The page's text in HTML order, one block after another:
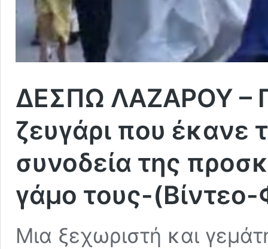
ΔΕΣΠΩ ΛΑΖΑΡΟΥ –
ζευγάρι που έκανε
συνοδεία της
γάμο τους-
Μια ξεχωριστή και